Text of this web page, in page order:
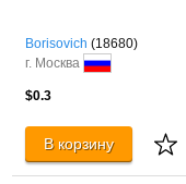
Borisovich (18680)
г. Москва
$0.3
В корзину